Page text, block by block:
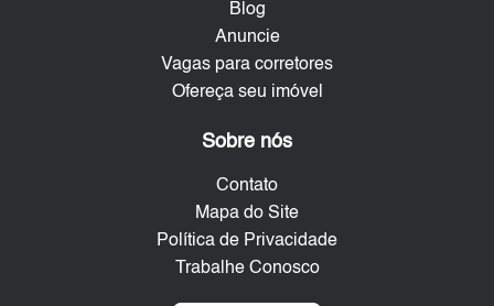
Blog
Anuncie
Vagas para corretores
Ofereça seu imóvel
Sobre nós
Contato
Mapa do Site
Política de Privacidade
Trabalhe Conosco